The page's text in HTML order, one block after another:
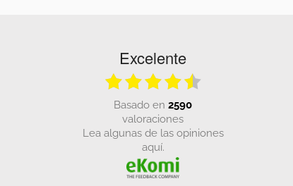
Excelente
basado en 2590
valoraciones
Lea algunas de las opiniones
aquí.